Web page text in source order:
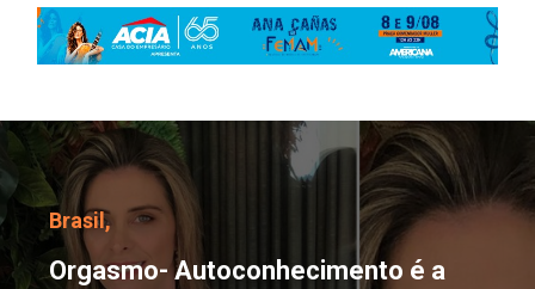
Orgasmo-
Brasil,
Orgasmo- Autoconhecimento é a